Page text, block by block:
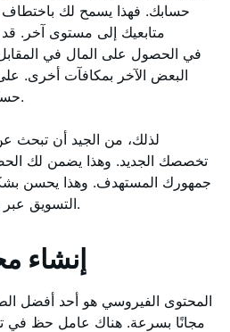
حسابك. فهذا يسمح لك باختطاف
متابعيك إلى مستوى آخر.
البعض الآخر بمكافآت أخرى.
حساباتهم في بعض منشوراتك.
لذلك، من الجيد أن تبحث
تخصصك الجديد. وهذا يضمن لك
جمهورك المستهدف. وهذا يحسن
التسويق عبر وسائل التواصل الاجتماعي.
إنشاء
المحتوى الفيروسي هو أحد أفضل
مجانًا بسرعة. هناك عامل حظ في